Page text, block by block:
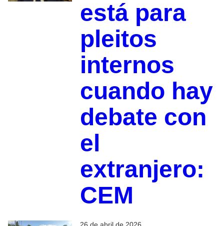
está para
pleitos
internos
cuando hay
debate con
el
extranjero:
CEM
26 de abril de 2026